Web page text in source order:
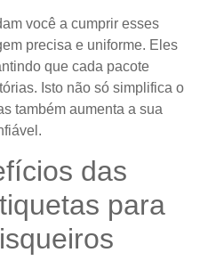
você a cumprir esses
precisa e uniforme. Eles
que cada pacote
Isto não só simplifica o
também aumenta a sua
das
para